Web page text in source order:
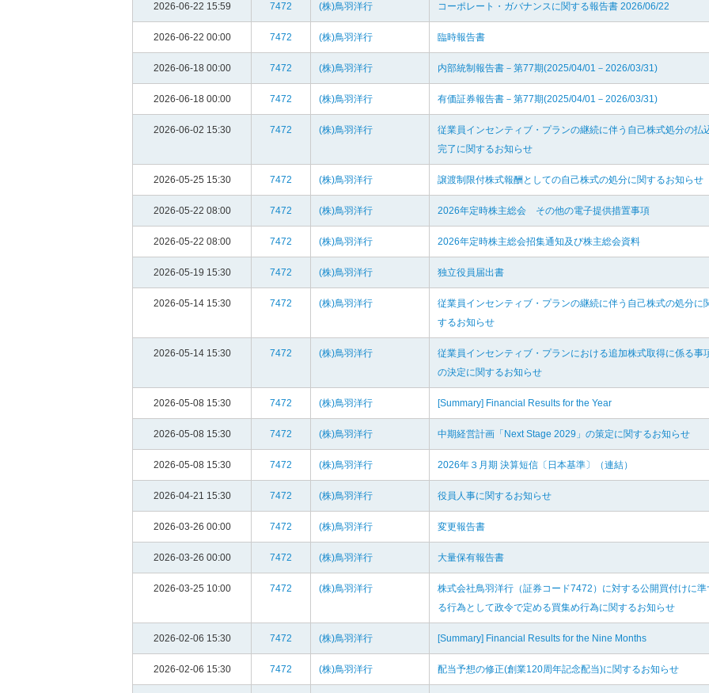
2026-06-22 15:59 7472 (株)鳥羽洋行 コーポレート・ガバナンスに関する報告書 2026/06/22
2026-06-22 00:00 7472 (株)鳥羽洋行 臨時報告書
2026-06-18 00:00 7472 (株)鳥羽洋行 内部統制報告書－第77期(2025/04/01－2026/03/31)
2026-06-18 00:00 7472 (株)鳥羽洋行 有価証券報告書－第77期(2025/04/01－2026/03/31)
2026-06-02 15:30 7472 (株)鳥羽洋行
従業員インセンティブ・プランの継続に伴う自己株式処分の払
完了に関するお知らせ
2026-05-25 15:30 7472 (株)鳥羽洋行 譲渡制限付株式報酬としての自己株式の処分に関するお知らせ
2026-05-22 08:00 7472 (株)鳥羽洋行 2026年定時株主総会 その他の電子提供措置事項
2026-05-22 08:00 7472 (株)鳥羽洋行 2026年定時株主総会招集通知及び株主総会資料
2026-05-19 15:30 7472 (株)鳥羽洋行 独立役員届出書
2026-05-14 15:30 7472 (株)鳥羽洋行
従業員インセンティブ・プランの継続に伴う自己株式の処分に
するお知らせ
2026-05-14 15:30 7472 (株)鳥羽洋行
従業員インセンティブ・プランにおける追加株式取得に係る事
の決定に関するお知らせ
2026-05-08 15:30 7472 (株)鳥羽洋行 [Summary] Financial Results for the Year
2026-05-08 15:30 7472 (株)鳥羽洋行 中期経営計画「Next Stage 2029」の策定に関するお知らせ
2026-05-08 15:30 7472 (株)鳥羽洋行 2026年３月期 決算短信〔日本基準〕（連結）
2026-04-21 15:30 7472 (株)鳥羽洋行 役員人事に関するお知らせ
2026-03-26 00:00 7472 (株)鳥羽洋行 変更報告書
2026-03-26 00:00 7472 (株)鳥羽洋行 大量保有報告書
2026-03-25 10:00 7472 (株)鳥羽洋行
株式会社鳥羽洋行（証券コード7472）に対する公開買付けに準
る行為として政令で定める買集め行為に関するお知らせ
2026-02-06 15:30 7472 (株)鳥羽洋行 [Summary] Financial Results for the Nine Months
2026-02-06 15:30 7472 (株)鳥羽洋行 配当予想の修正(創業120周年記念配当)に関するお知らせ